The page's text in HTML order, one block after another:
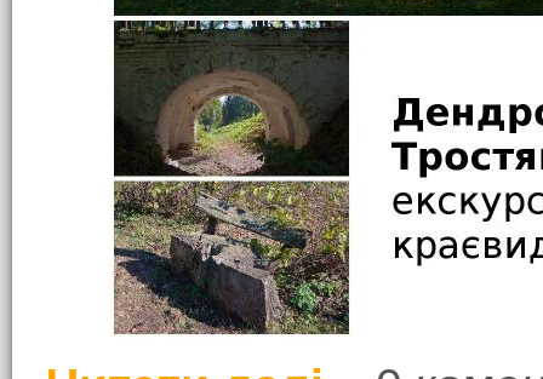
про Тростянецький